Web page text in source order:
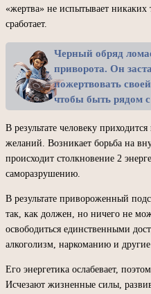
«жертва» не испытывает никаких
сработает.
Черный обряд
приворота. Он
пожертвовать
чтобы быть рядом
В результате человеку
желаний. Возникает борьба на
происходит столкновение 2
саморазрушению.
В результате привороженный
так, как должен, но ничего не
освободиться единственными
алкоголизм, наркоманию и
Его энергетика ослабевает,
Исчезают жизненные силы,